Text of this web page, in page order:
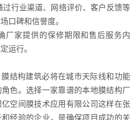
过行业渠道、网络评价、客户反馈等
口碑和信誉度。
厂家提供的保修期限和售后服务内
运行。
膜结构建筑必将在城市天际线和功能
色。选择一家靠谱的本地膜结构厂
空间膜技术应用有限公司这样在张
经验的企业，是确保项目成功的关